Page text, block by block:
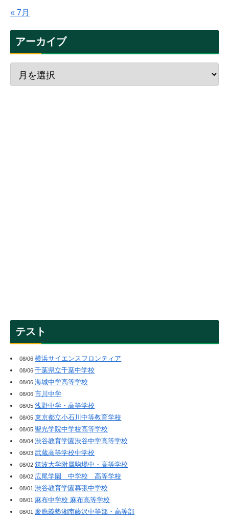
« 7月
アーカイブ
テスト
08/06横浜サイエンスフロンティア
08/06千葉県立千葉中学校
08/06海城中学高等学校
08/06市川中学
08/05浅野中学・高等学校
08/05東京都立小石川中等教育学校
08/05聖光学院中学校高等学校
08/04渋谷教育学園渋谷中学高等学校
08/03武蔵高等学校中学校
08/02筑波大学附属駒場中・高等学校
08/02 広尾学園 中学校 高等学校
08/01渋谷教育学園幕張中学校
08/01 麻布中学校 麻布高等学校
08/01 慶應義塾湘南藤沢中等部・高等部